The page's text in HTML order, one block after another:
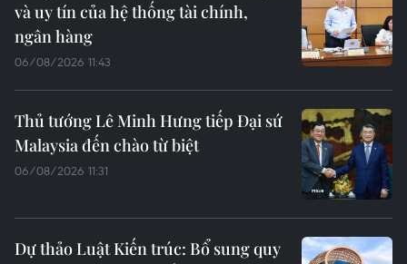
và uy tín của hệ thống tài chính,
ngân hàng
06/08/2026 11:43
Thủ tướng Lê Minh Hưng tiếp Đại sứ
Malaysia đến chào từ biệt
06/08/2026 11:31
Dự thảo Luật Kiến trúc: Bổ sung quy